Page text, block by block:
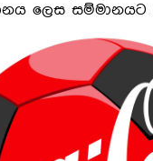
ලෙස සම්මානයට